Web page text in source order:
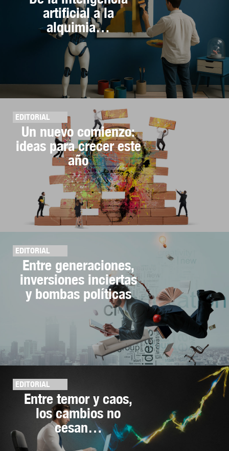
artificial a la
alquimia…
EDITORIAL
Un nuevo comienzo:
ideas para crecer este
año
EDITORIAL
Entre generaciones,
inversiones inciertas
y bombas políticas
EDITORIAL
Entre temor y caos,
los cambios no
cesan…